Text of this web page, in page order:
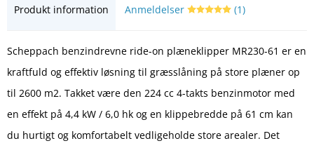
Produkt information Anmeldelser (1)
Scheppach benzindrevne ride-on plæneklipper MR230-61 er en
kraftfuld og effektiv løsning til græsslåning på store plæner op
til 2600 m2. Takket være den 224 cc 4-takts benzinmotor med
en effekt på 4,4 kW / 6,0 hk og en klippebredde på 61 cm kan
du hurtigt og komfortabelt vedligeholde store arealer. Det